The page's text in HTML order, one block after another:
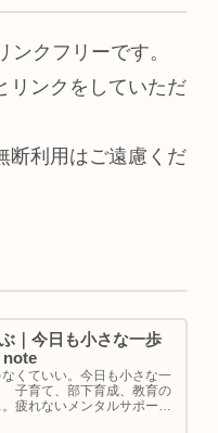
ンクフリーです。
リンクをしていただ
断利用はご遠慮くだ
｜今日も小さな一歩
note
くていい。今日も小さな一
子育て、部下育成、教育の
疲れないメンタルサポート